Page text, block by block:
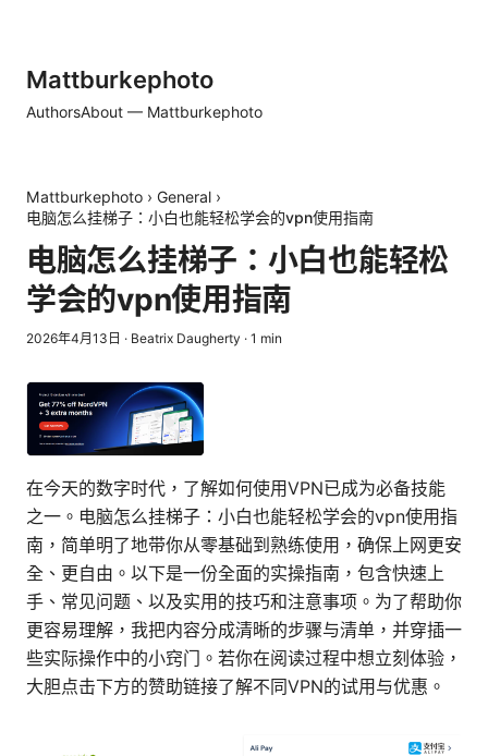
Mattburkephoto
AuthorsAbout — Mattburkephoto
Mattburkephoto › General ›
电脑怎么挂梯子：小白也能轻松学会的vpn使用指南
电脑怎么挂梯子：小白也能轻松
学会的vpn使用指南
2026年4月13日 · Beatrix Daugherty · 1 min
在今天的数字时代，了解如何使用VPN已成为必备技能
之一。电脑怎么挂梯子：小白也能轻松学会的vpn使用指
南，简单明了地带你从零基础到熟练使用，确保上网更安
全、更自由。以下是一份全面的实操指南，包含快速上
手、常见问题、以及实用的技巧和注意事项。为了帮助你
更容易理解，我把内容分成清晰的步骤与清单，并穿插一
些实际操作中的小窍门。若你在阅读过程中想立刻体验，
大胆点击下方的赞助链接了解不同VPN的试用与优惠。